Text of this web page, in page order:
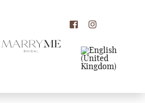
MARRY